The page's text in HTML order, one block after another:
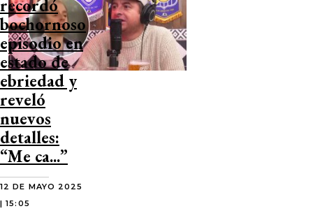
recordó
bochornoso
episodio en
estado de
ebriedad y
reveló
nuevos
detalles:
“Me ca...”
12 DE MAYO 2025
| 15:05